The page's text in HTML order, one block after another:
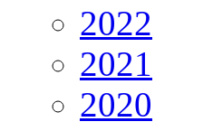
2022
2021
2020